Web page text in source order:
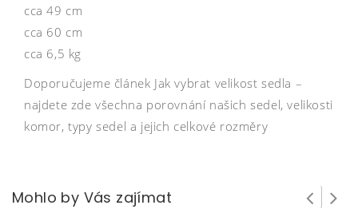
cca 49 cm
cca 60 cm
cca 6,5 kg
Doporučujeme článek Jak vybrat velikost sedla –
najdete zde všechna porovnání našich sedel, velikosti
komor, typy sedel a jejich celkové rozměry
Mohlo by Vás zajímat